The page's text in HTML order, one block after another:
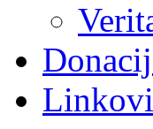
Linkovi